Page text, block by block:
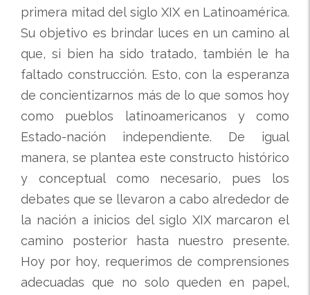
primera mitad del siglo XIX en Latinoamérica.
Su objetivo es brindar luces en un camino al
que, si bien ha sido tratado, también le ha
faltado construcción. Esto, con la esperanza
de concientizarnos más de lo que somos hoy
como pueblos latinoamericanos y como
Estado-nación independiente. De igual
manera, se plantea este constructo histórico
y conceptual como necesario, pues los
debates que se llevaron a cabo alrededor de
la nación a inicios del siglo XIX marcaron el
camino posterior hasta nuestro presente.
Hoy por hoy, requerimos de comprensiones
adecuadas que no solo queden en papel,